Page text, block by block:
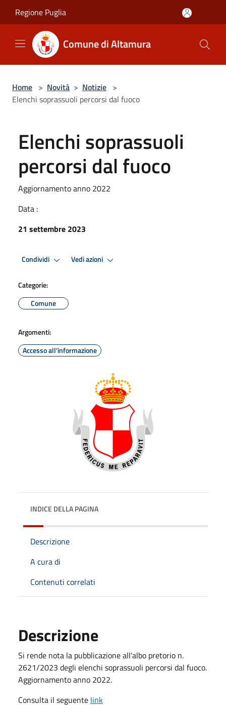
Regione Puglia
Comune di Altamura
Home > Novità > Notizie >
Elenchi soprassuoli percorsi dal fuoco
Elenchi soprassuoli
percorsi dal fuoco
Aggiornamento anno 2022
Data :
21 settembre 2023
Condividi Vedi azioni
Categorie:
Comune
Argomenti:
Accesso all'informazione
INDICE DELLA PAGINA
Descrizione
A cura di
Contenuti correlati
Descrizione
Si rende nota la pubblicazione all'albo pretorio n.
2621/2023 degli elenchi soprassuoli percorsi dal fuoco.
Aggiornamento anno 2022.
Consulta il seguente link